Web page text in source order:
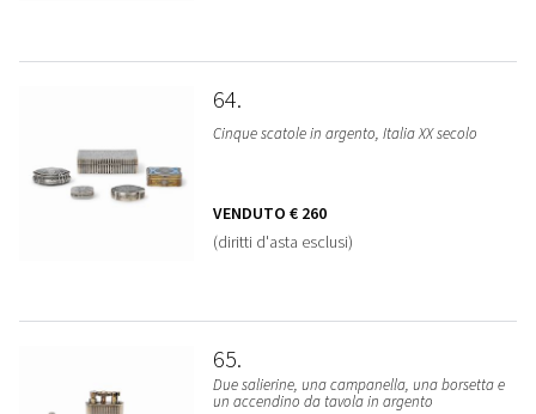
64
Cinque scatole in argento, Italia XX secolo
VENDUTO € 260
(diritti d'asta esclusi)
65
Due salierine, una campanella, una borsetta e
un accendino da tavola in argento